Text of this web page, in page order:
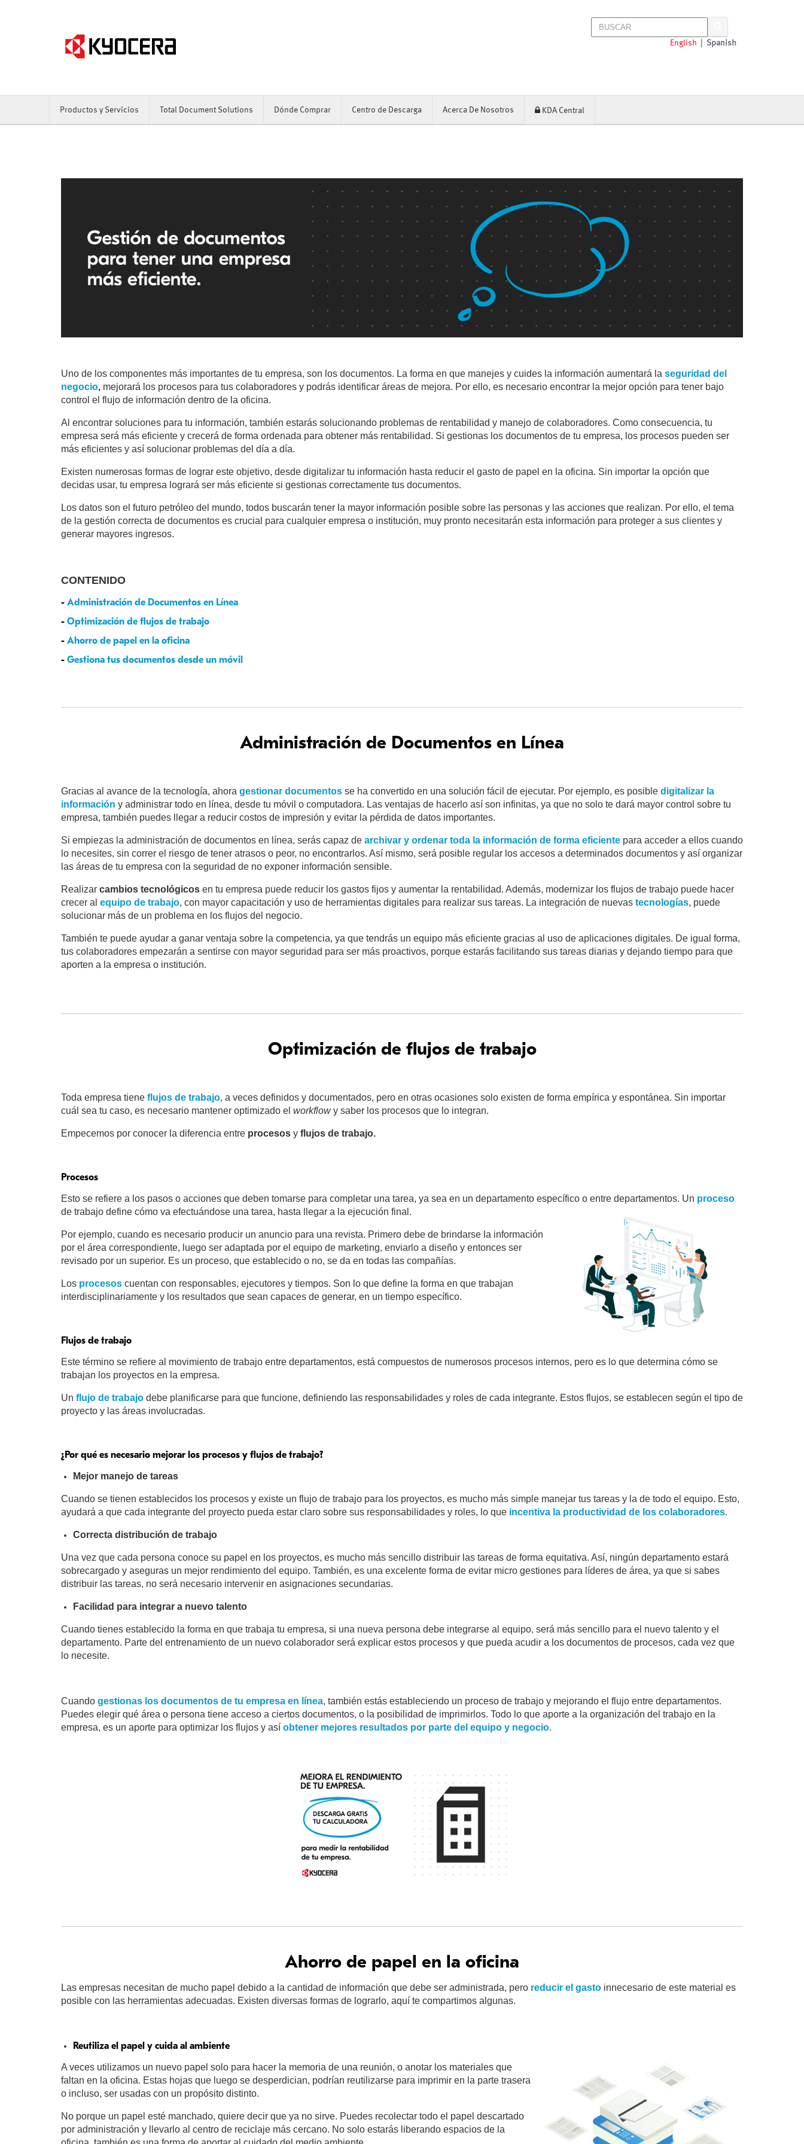
English Spanish
Productos y Servicios Total Document Solutions Dónde Comprar Centro de Descarga Acerca De Nosotros KDA Central
Uno de los componentes más importantes de tu empresa, son los documentos. La forma en que manejes y cuides la información aumentará la seguridad del
negocio, mejorará los procesos para tus colaboradores y podrás identificar áreas de mejora. Por ello, es necesario encontrar la mejor opción para tener bajo
control el flujo de información dentro de la oficina.
Al encontrar soluciones para tu información, también estarás solucionando problemas de rentabilidad y manejo de colaboradores. Como consecuencia, tu
empresa será más eficiente y crecerá de forma ordenada para obtener más rentabilidad. Si gestionas los documentos de tu empresa, los procesos pueden ser
más eficientes y así solucionar problemas del día a día.
Existen numerosas formas de lograr este objetivo, desde digitalizar tu información hasta reducir el gasto de papel en la oficina. Sin importar la opción que
decidas usar, tu empresa logrará ser más eficiente si gestionas correctamente tus documentos.
Los datos son el futuro petróleo del mundo, todos buscarán tener la mayor información posible sobre las personas y las acciones que realizan. Por ello, el tema
de la gestión correcta de documentos es crucial para cualquier empresa o institución, muy pronto necesitarán esta información para proteger a sus clientes y
generar mayores ingresos.
CONTENIDO
- Administración de Documentos en Línea
- Optimización de flujos de trabajo
- Ahorro de papel en la oficina
- Gestiona tus documentos desde un móvil
Administración de Documentos en Línea
Gracias al avance de la tecnología, ahora gestionar documentos se ha convertido en una solución fácil de ejecutar. Por ejemplo, es posible digitalizar la
información y administrar todo en línea, desde tu móvil o computadora. Las ventajas de hacerlo así son infinitas, ya que no solo te dará mayor control sobre tu
empresa, también puedes llegar a reducir costos de impresión y evitar la pérdida de datos importantes.
Si empiezas la administración de documentos en línea, serás capaz de archivar y ordenar toda la información de forma eficiente para acceder a ellos cuando
lo necesites, sin correr el riesgo de tener atrasos o peor, no encontrarlos. Así mismo, será posible regular los accesos a determinados documentos y así organizar
las áreas de tu empresa con la seguridad de no exponer información sensible.
Realizar cambios tecnológicos en tu empresa puede reducir los gastos fijos y aumentar la rentabilidad. Además, modernizar los flujos de trabajo puede hacer
crecer al equipo de trabajo, con mayor capacitación y uso de herramientas digitales para realizar sus tareas. La integración de nuevas tecnologías, puede
solucionar más de un problema en los flujos del negocio.
También te puede ayudar a ganar ventaja sobre la competencia, ya que tendrás un equipo más eficiente gracias al uso de aplicaciones digitales. De igual forma,
tus colaboradores empezarán a sentirse con mayor seguridad para ser más proactivos, porque estarás facilitando sus tareas diarias y dejando tiempo para que
aporten a la empresa o institución.
Optimización de flujos de trabajo
Toda empresa tiene flujos de trabajo, a veces definidos y documentados, pero en otras ocasiones solo existen de forma empírica y espontánea. Sin importar
cuál sea tu caso, es necesario mantener optimizado el workflowy saber los procesos que lo integran.
Empecemos por conocer la diferencia entre procesos y flujos de trabajo.
Procesos
Esto se refiere a los pasos o acciones que deben tomarse para completar una tarea, ya sea en un departamento específico o entre departamentos. Un proceso
de trabajo define cómo va efectuándose una tarea, hasta llegar a la ejecución final.
Por ejemplo, cuando es necesario producir un anuncio para una revista. Primero debe de brindarse la información
por el área correspondiente, luego ser adaptada por el equipo de marketing, enviarlo a diseño y entonces ser
revisado por un superior. Es un proceso, que establecido o no, se da en todas las compañías.
Los procesos cuentan con responsables, ejecutores y tiempos. Son lo que define la forma en que trabajan
interdisciplinariamente y los resultados que sean capaces de generar, en un tiempo específico.
Flujos de trabajo
Este término se refiere al movimiento de trabajo entre departamentos, está compuestos de numerosos procesos internos, pero es lo que determina cómo se
trabajan los proyectos en la empresa.
Un flujo de trabajo debe planificarse para que funcione, definiendo las responsabilidades y roles de cada integrante. Estos flujos, se establecen según el tipo de
proyecto y las áreas involucradas.
¿Por qué es necesario mejorar los procesos y flujos de trabajo?
Mejor manejo de tareas
Cuando se tienen establecidos los procesos y existe un flujo de trabajo para los proyectos, es mucho más simple manejar tus tareas y la de todo el equipo. Esto,
ayudará a que cada integrante del proyecto pueda estar claro sobre sus responsabilidades y roles, lo que incentiva la productividad de los colaboradores.
Correcta distribución de trabajo
Una vez que cada persona conoce su papel en los proyectos, es mucho más sencillo distribuir las tareas de forma equitativa. Así, ningún departamento estará
sobrecargado y aseguras un mejor rendimiento del equipo. También, es una excelente forma de evitar micro gestiones para líderes de área, ya que si sabes
distribuir las tareas, no será necesario intervenir en asignaciones secundarias.
Facilidad para integrar a nuevo talento
Cuando tienes establecido la forma en que trabaja tu empresa, si una nueva persona debe integrarse al equipo, será más sencillo para el nuevo talento y el
departamento. Parte del entrenamiento de un nuevo colaborador será explicar estos procesos y que pueda acudir a los documentos de procesos, cada vez que
lo necesite.
Cuando gestionas los documentos de tu empresa en línea, también estás estableciendo un proceso de trabajo y mejorando el flujo entre departamentos.
Puedes elegir qué área o persona tiene acceso a ciertos documentos, o la posibilidad de imprimirlos. Todo lo que aporte a la organización del trabajo en la
empresa, es un aporte para optimizar los flujos y así obtener mejores resultados por parte del equipo y negocio.
Ahorro de papel en la oficina
Las empresas necesitan de mucho papel debido a la cantidad de información que debe ser administrada, pero reducir el gasto innecesario de este material es
posible con las herramientas adecuadas. Existen diversas formas de lograrlo, aquí te compartimos algunas.
Reutiliza el papel y cuida al ambiente
A veces utilizamos un nuevo papel solo para hacer la memoria de una reunión, o anotar los materiales que
faltan en la oficina. Estas hojas que luego se desperdician, podrían reutilizarse para imprimir en la parte trasera
o incluso, ser usadas con un propósito distinto.
No porque un papel esté manchado, quiere decir que ya no sirve. Puedes recolectar todo el papel descartado
por administración y llevarlo al centro de reciclaje más cercano. No solo estarás liberando espacios de la